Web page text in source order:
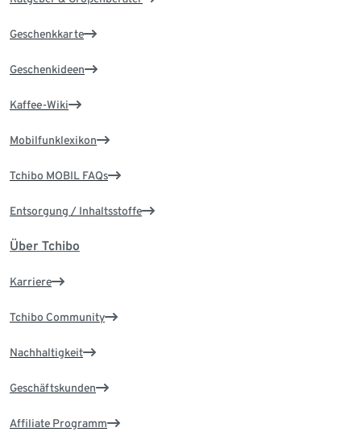
Geschenkkarte
Geschenkideen
Kaffee-Wiki
Mobilfunklexikon
Tchibo MOBIL FAQs
Entsorgung / Inhaltsstoffe
Über Tchibo
Karriere
Tchibo Community
Nachhaltigkeit
Geschäftskunden
Affiliate Programm